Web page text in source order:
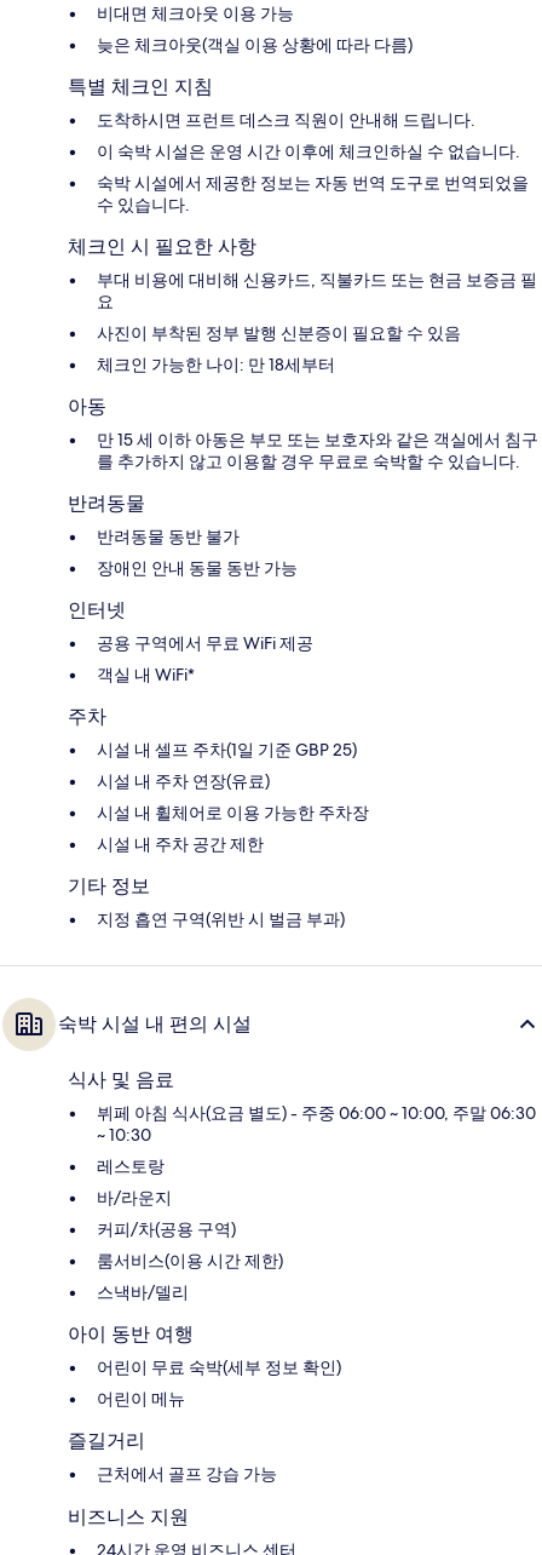
비대면 체크아웃 이용 가능
늦은 체크아웃(객실 이용 상황에 따라 다름)
특별 체크인 지침
도착하시면 프런트 데스크 직원이 안내해 드립니다.
이 숙박 시설은 운영 시간 이후에 체크인하실 수 없습니다.
숙박 시설에서 제공한 정보는 자동 번역 도구로 번역되었을
수 있습니다.
체크인 시 필요한 사항
부대 비용에 대비해 신용카드, 직불카드 또는 현금 보증금 필
요
사진이 부착된 정부 발행 신분증이 필요할 수 있음
체크인 가능한 나이: 만 18세부터
아동
만 15 세 이하 아동은 부모 또는 보호자와 같은 객실에서 침구
를 추가하지 않고 이용할 경우 무료로 숙박할 수 있습니다.
반려동물
반려동물 동반 불가
장애인 안내 동물 동반 가능
인터넷
공용 구역에서 무료 WiFi 제공
객실 내 WiFi*
주차
시설 내 셀프 주차(1일 기준 GBP 25)
시설 내 주차 연장(유료)
시설 내 휠체어로 이용 가능한 주차장
시설 내 주차 공간 제한
기타 정보
지정 흡연 구역(위반 시 벌금 부과)
숙박 시설 내 편의 시설
식사 및 음료
뷔페 아침 식사(요금 별도) - 주중 06:00 ~ 10:00, 주말 06:30
~ 10:30
레스토랑
바/라운지
커피/차(공용 구역)
룸서비스(이용 시간 제한)
스낵바/델리
아이 동반 여행
어린이 무료 숙박(세부 정보 확인)
어린이 메뉴
즐길거리
근처에서 골프 강습 가능
비즈니스 지원
24시간 운영 비즈니스 센터